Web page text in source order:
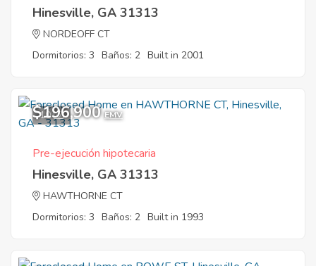
Hinesville, GA 31313
NORDEOFF CT
Dormitorios: 3 Baños: 2 Built in 2001
10
$196,900 EMV
Pre-ejecución hipotecaria
Hinesville, GA 31313
HAWTHORNE CT
Dormitorios: 3 Baños: 2 Built in 1993